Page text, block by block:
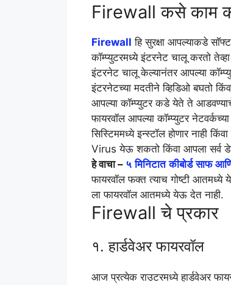
Firewall कसे काम
Firewall हि सुरक्षा आपल्याकडे
कॉम्प्युटरमध्ये इंटरनेट चालू करतो
इंटरनेट चालू केल्यानंतर आपल्या
इंटरनेटच्या मदतीने व्हिडिओ बघतो
आपल्या कॉम्प्युटर कडे येते ते
फायरवॉल आपल्या कॉम्प्युटर
सिस्टिममध्ये इन्स्टॉल होणार नाही
Virus येऊ शकतो किंवा आपला सर्व
हे वाचा – ५ मिनिटात कीबोर्ड साफ
फायरवॉल फक्त त्याच गोष्टी
ला फायरवॉल आतमध्ये येऊ देत नाही.
Firewall चे प्रकार
१. हार्डवेअर फायरवॉल
आज प्रत्येक राउटरमध्ये हार्डवेअर